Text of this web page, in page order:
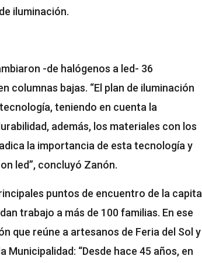
iluminación.
-de halógenos a led- 36
bajas. “El plan de iluminación
teniendo en cuenta la
además, los materiales con los
la importancia de esta tecnología y
led”, concluyó Zanón.
puntos de encuentro de la capital
trabajo a más de 100 familias. En ese
que reúne a artesanos de Feria del Sol y
“Desde hace 45 años, en